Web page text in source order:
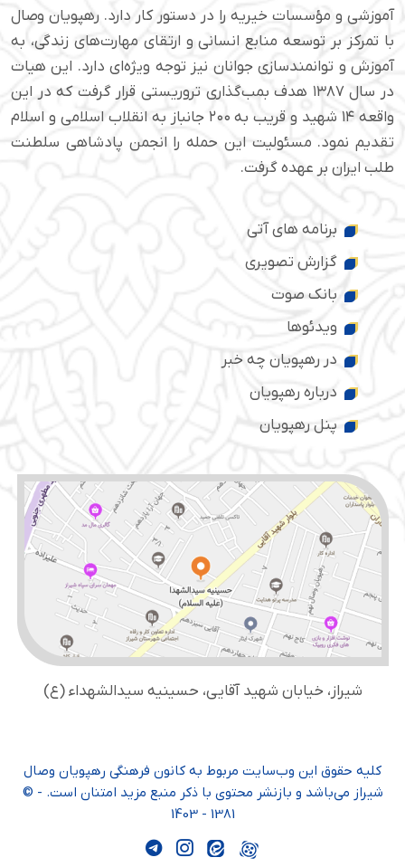
آموزشی و مؤسسات خیریه را در دستور کار دارد. رهپویان وصال
با تمرکز بر توسعه منابع انسانی و ارتقای مهارت‌های زندگی، به
آموزش و توانمندسازی جوانان نیز توجه ویژه‌ای دارد. این هیات
در سال ۱۳۸۷ هدف بمب‌گذاری تروریستی قرار گرفت که در این
واقعه ۱۴ شهید و قریب به ۲۰۰ جانباز به انقلاب اسلامی و اسلام
تقدیم نمود. مسئولیت این حمله را انجمن پادشاهی سلطنت
طلب ایران بر عهده گرفت.
برنامه های آتی
گزارش تصویری
بانک صوت
ویدئوها
در رهپویان چه خبر
درباره رهپویان
پنل رهپویان
شیراز، خیابان شهید آقایی، حسینیه سید‌الشهداء (ع)
کلیه حقوق این وب‌سایت مربوط به کانون فرهنگی رهپویان وصال
شیراز می‌باشد و بازنشر محتوی با ذکر منبع مزید امتنان است. - ©
1381 - 1403